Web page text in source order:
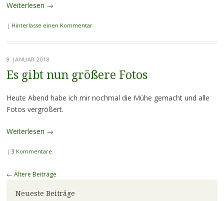
Weiterlesen →
| Hinterlasse einen Kommentar
9. JANUAR 2018
Es gibt nun größere Fotos
Heute Abend habe ich mir nochmal die Mühe gemacht und alle
Fotos vergrößert.
Weiterlesen →
| 3 Kommentare
Beitragsnavigation
← Ältere Beiträge
Neueste Beiträge